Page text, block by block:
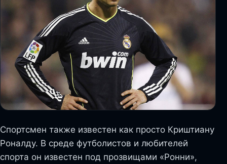
Спортсмен также известен как просто Криштиану
Роналду. В среде футболистов и любителей
спорта он известен под прозвищами «Ронни»,